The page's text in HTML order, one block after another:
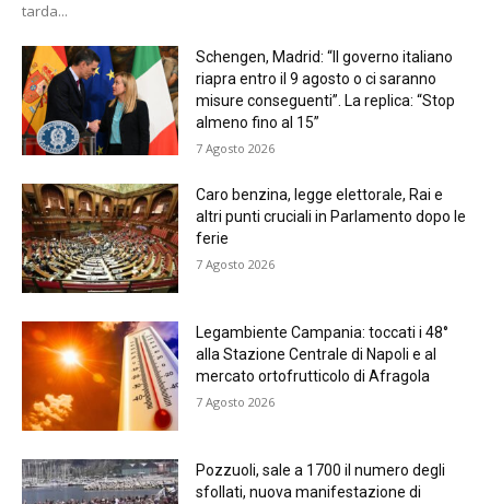
tarda...
Schengen, Madrid: “Il governo italiano
riapra entro il 9 agosto o ci saranno
misure conseguenti”. La replica: “Stop
almeno fino al 15”
7 Agosto 2026
Caro benzina, legge elettorale, Rai e
altri punti cruciali in Parlamento dopo le
ferie
7 Agosto 2026
Legambiente Campania: toccati i 48°
alla Stazione Centrale di Napoli e al
mercato ortofrutticolo di Afragola
7 Agosto 2026
Pozzuoli, sale a 1700 il numero degli
sfollati, nuova manifestazione di